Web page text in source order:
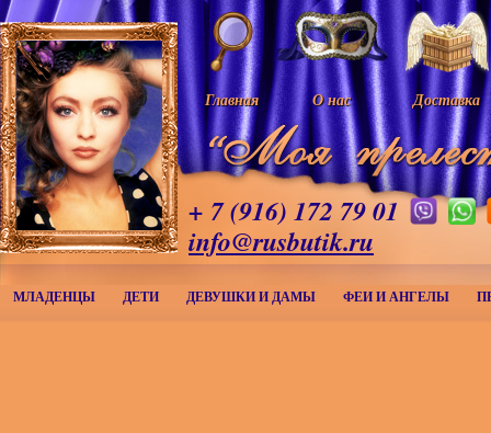
Главная О нас Доставка
+ 7 (916) 172 79 01
info@rusbutik.ru
МЛАДЕНЦЫ ДЕТИ ДЕВУШКИ И ДАМЫ ФЕИ И АНГЕЛЫ